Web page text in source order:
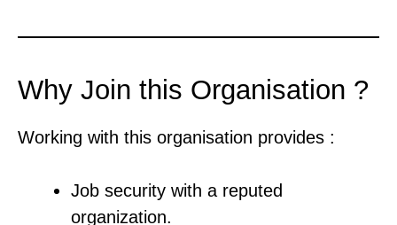
Why Join this Organisation ?
Working with this organisation provides :
Job security with a reputed
organization.